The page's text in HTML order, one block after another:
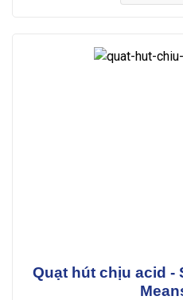
Quạt hút chịu acid -